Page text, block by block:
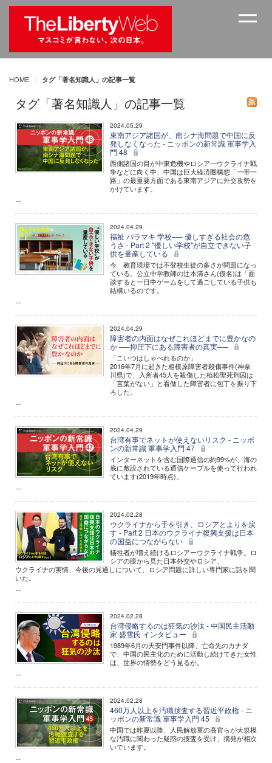
HOME タグ「著名知識人」の記事一覧
タグ「著名知識人」の記事一覧
2024.05.29
東南アジア諸国が、南シナ海問題で中国に反
発しなくなった - ニッポンの新常識 軍事学入
門 48
西側諸国の目が中東危機やロシア―ウクライナ戦
争などに向く中、中国は巨大経済圏構想「一帯一
路」の最重要方面である東南アジアに外交攻勢を
かけています。
...
2024.04.29
福祉 バラマキ 学校── 優しすぎる社会の危
うさ - Part 2 "優しい学校"が自立できない子
供を量産している
今、教育現場では不登校生徒の多さが問題になっ
ている。公立中学教師の辻本清さん(仮名)は「面
談すると一日中ゲームをして過ごしている子供も
結構いるのです。
...
2024.04.29
障害者の内面はなぜこれほどまでに豊かなの
か ──抑圧下にある障害者の真実──
「こいつはしゃべれるのか」
2016年7月に起きた相模原障害者殺傷事件(神奈
川県)で、入所者45人を殺傷した植松聖死刑囚は
「言葉がない」と看做した障害者に包丁を振り下
ろした。
...
2024.04.29
台湾有事でネットが使えないリスク - ニッポ
ンの新常識 軍事学入門 47
インターネットを含む国際通信の約99%が、海の
底に敷設されている通信ケーブルを使って行われ
ています(2019年時点)。
...
2024.02.28
ウクライナから手を引き、ロシアとよりを戻
す - Part 2 日本のウクライナ復興支援は日本
の国益につながらない
犠牲者が増え続けるロシアーウクライナ戦争。ロ
シアの眼から見た日本外交やロシア、
ウクライナの実情、今後の見通しについて、ロシア問題に詳しい専門家に話を聞
いた。
...
2024.02.28
台湾侵略するのは狂気の沙汰 - 中国民主活動
家 盛雪氏 インタビュー
1989年6月の天安門事件以降、亡命先のカナダ
で、中国の民主化のために活動し続けてきた女性
は、世界の情勢をどう見るか。
...
2024.02.28
460万人以上を汚職捜査する習近平政権 - ニ
ッポンの新常識 軍事学入門 45
中国では昨夏以降、人民解放軍の高官らが大規模
な汚職に関わった疑惑の捜査を受け、摘発が相次
いでいます。
...